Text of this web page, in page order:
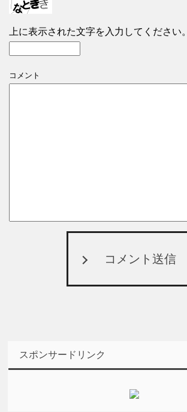
上に表示された文字を入力してください。
コメント
コメント送信
スポンサードリンク